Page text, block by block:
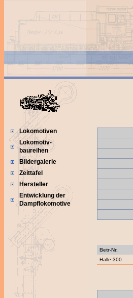
Lokomotiven
Lokomotiv-
baureihen
Bildergalerie
Zeittafel
Hersteller
Entwicklung der
Dampflokomotive
Betr-Nr.
Halle 300